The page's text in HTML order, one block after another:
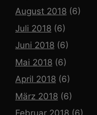
August 2018 (6)
Juli 2018 (6)
Juni 2018 (6)
Mai 2018 (6)
April 2018 (6)
März 2018 (6)
Februar 2018 (6)